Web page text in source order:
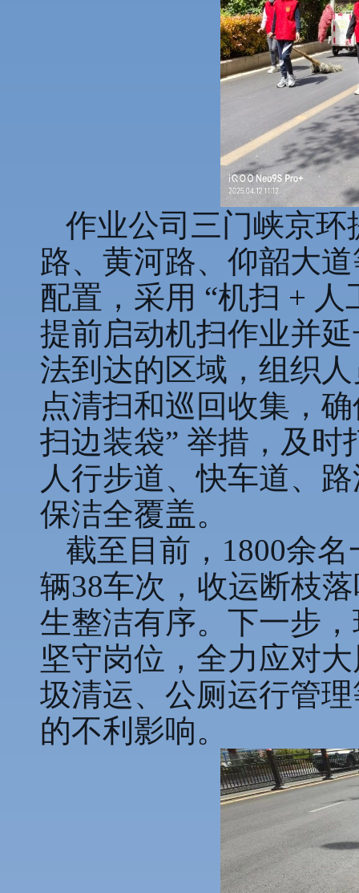
作业公司三门峡京
路、黄河路、仰韶大
配置，采用 “机扫 +
提前启动机扫作业并
法到达的区域，组织
点清扫和巡回收集，
扫边装袋” 举措，及
人行步道、快车道、
保洁全覆盖。
截至目前，1800余
辆38车次，收运断枝
生整洁有序。下一步
坚守岗位，全力应对
圾清运、公厕运行管
的不利影响。